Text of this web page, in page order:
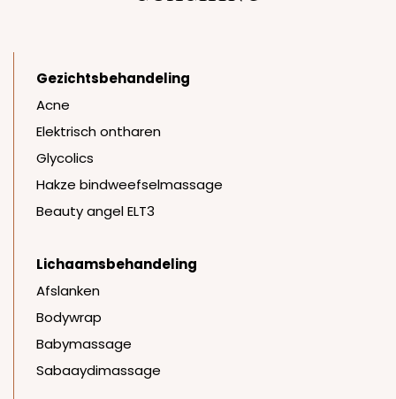
Gezichtsbehandeling
Acne
Elektrisch ontharen
Glycolics
Hakze bindweefselmassage
Beauty angel ELT3
Lichaamsbehandeling
Afslanken
Bodywrap
Babymassage
Sabaaydimassage